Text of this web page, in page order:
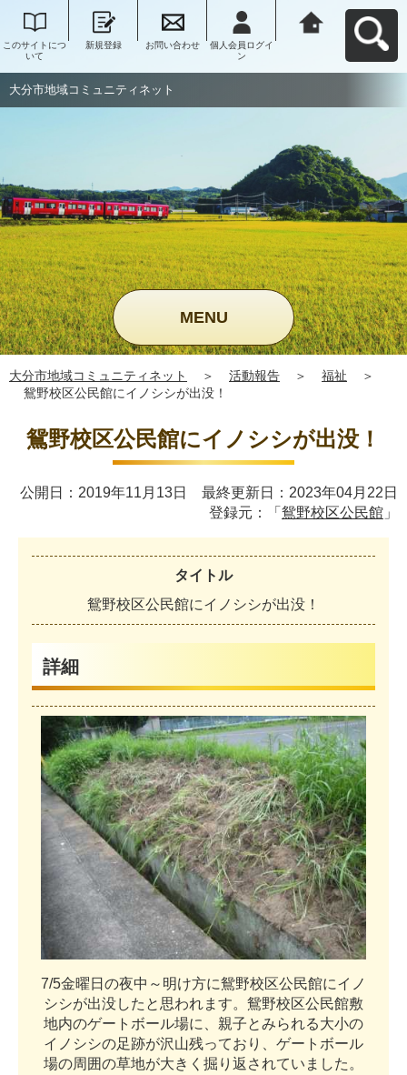
このサイトにつ
いて
新規登録 お問い合わせ
個人会員ログイ
ン
大分市地域コミュニティネット
MENU
大分市地域コミュニティネット ＞ 活動報告 ＞ 福祉
＞
鴛野校区公民館にイノシシが出没！
鴛野校区公民館にイノシシが出没！
公開日：2019年11月13日 最終更新日：2023年04月22日
登録元：「 鴛野校区公民館 」
タイトル
鴛野校区公民館にイ ノ シシが出没 ！
詳細
7/5金曜 日 の夜中 ～ 明け方に鴛野校区公民館にイ ノ
シシが出没した と 思われま す。 鴛野校区公民館敷
地内のゲー ト ボール場に 親子とみられる大小の
イ ノ シシの足跡が沢山残ってお り ゲー ト ボール
場の周 囲の草地が大き く 掘 り 返 さ れてい ま した 。